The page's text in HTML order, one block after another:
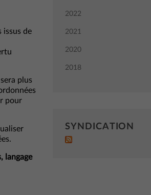
issus de
plus
pour
langage
2022
2021
2020
2018
SYNDICATION